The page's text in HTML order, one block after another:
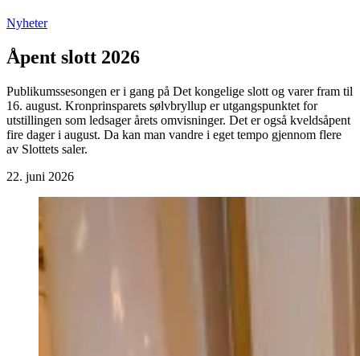
Nyheter
Åpent slott 2026
Publikumssesongen er i gang på Det kongelige slott og varer fram til
16. august. Kronprinsparets sølvbryllup er utgangspunktet for
utstillingen som ledsager årets omvisninger. Det er også kveldsåpent
fire dager i august. Da kan man vandre i eget tempo gjennom flere
av Slottets saler.
22. juni 2026